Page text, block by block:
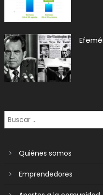
Quiénes somos
Emprendedores